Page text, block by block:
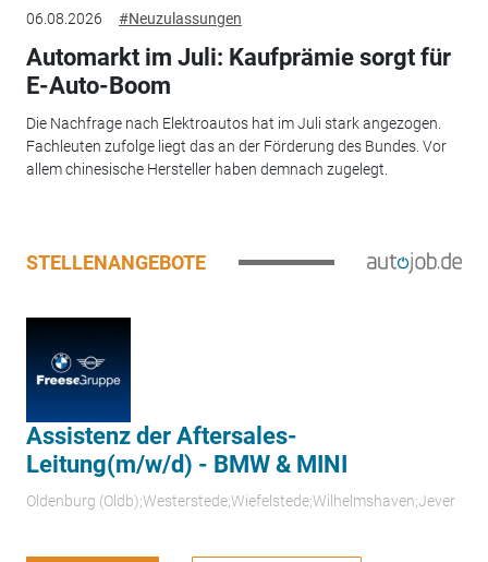
06.08.2026 #Neuzulassungen
Automarkt im Juli: Kaufprämie sorgt für
E-Auto-Boom
Die Nachfrage nach Elektroautos hat im Juli stark angezogen.
Fachleuten zufolge liegt das an der Förderung des Bundes. Vor
allem chinesische Hersteller haben demnach zugelegt.
STELLENANGEBOTE
Assistenz der Aftersales-
Leitung(m/w/d) - BMW & MINI
Oldenburg (Oldb);Westerstede;Wiefelstede;Wilhelmshaven;Jever